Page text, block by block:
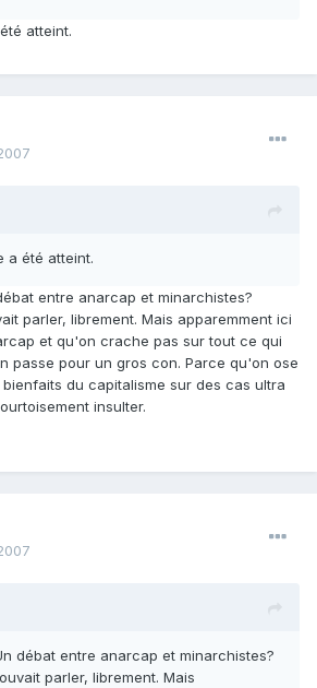
atteint.
a été atteint.
entre anarcap et minarchistes?
parler, librement. Mais apparemment ici
et qu'on crache pas sur tout ce qui
passe pour un gros con. Parce qu'on ose
du capitalisme sur des cas ultra
insulter.
débat entre anarcap et minarchistes?
parler, librement. Mais